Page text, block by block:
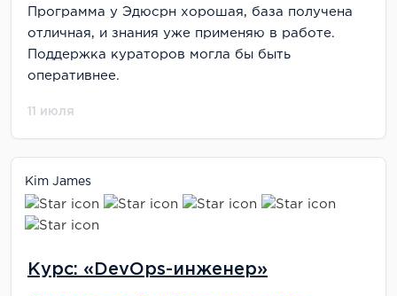
Программа у Эдюсрн хорошая, база получена
отличная, и знания уже применяю в работе.
Поддержка кураторов могла бы быть
оперативнее.
11 июля
Kim James
Курс: «DevOps-инженер»